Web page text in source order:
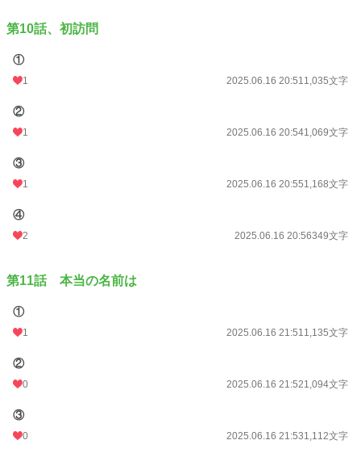
第10話、初訪問
①
1 2025.06.16 20:511,035文字
②
1 2025.06.16 20:541,069文字
③
1 2025.06.16 20:551,168文字
④
2 2025.06.16 20:56349文字
第11話 本当の名前は
①
1 2025.06.16 21:511,135文字
②
0 2025.06.16 21:521,094文字
③
0 2025.06.16 21:531,112文字